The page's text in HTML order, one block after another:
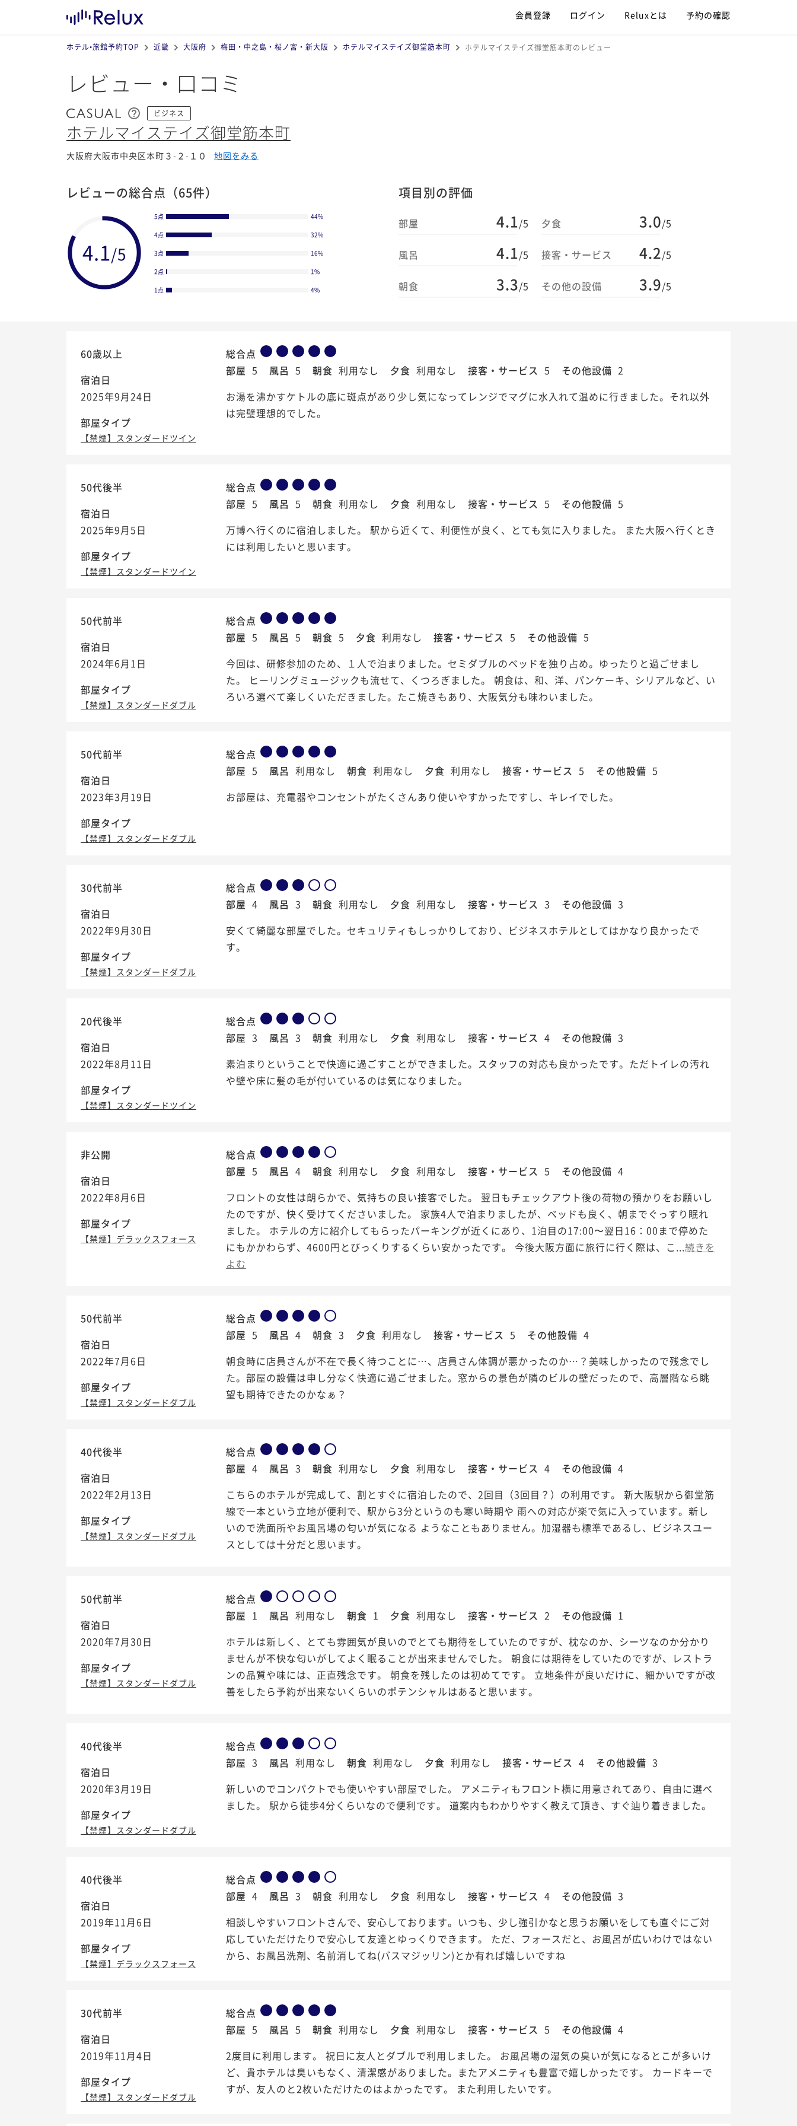
会員登録 ログイン Reluxとは 予約の確認
ホテル•旅館予約TOP 近畿 大阪府 梅田・中之島・桜ノ宮・新大阪 ホテルマイステイズ御堂筋本町 ホテルマイステイズ御堂筋本町のレビュー
レビュー・口コミ
ビジネス
ホテルマイステイズ御堂筋本町
大阪府大阪市中央区本町３-２-１０ 地図をみる
レビューの総合点 （65件）
/5
5点 44%
4点 32%
3点 16%
2点 1%
1点 4%
項目別の評価
部屋 4.1/5
風呂 4.1/5
朝食 3.3/5
夕食 3.0/5
接客・サービス 4.2/5
その他の設備 3.9/5
60歳以上
宿泊日
2025年9月24日
部屋タイプ
【禁煙】スタンダードツイン
総合点
部屋 5 風呂 5 朝食 利用なし 夕食 利用なし 接客・サービス 5 その他設備 2
お湯を沸かすケトルの底に斑点があり少し気になってレンジでマグに水入れて温めに行きました。それ以外
は完璧理想的でした。
50代後半
宿泊日
2025年9月5日
部屋タイプ
【禁煙】スタンダードツイン
総合点
部屋 5 風呂 5 朝食 利用なし 夕食 利用なし 接客・サービス 5 その他設備 5
万博へ行くのに宿泊しました。 駅から近くて、利便性が良く、とても気に入りました。 また大阪へ行くとき
には利用したいと思います。
50代前半
宿泊日
2024年6月1日
部屋タイプ
【禁煙】スタンダードダブル
総合点
部屋 5 風呂 5 朝食 5 夕食 利用なし 接客・サービス 5 その他設備 5
今回は、研修参加のため、１人で泊まりました。セミダブルのベッドを独り占め。ゆったりと過ごせまし
た。 ヒーリングミュージックも流せて、くつろぎました。 朝食は、和、洋、パンケーキ、シリアルなど、い
ろいろ選べて楽しくいただきました。たこ焼きもあり、大阪気分も味わいました。
50代前半
宿泊日
2023年3月19日
部屋タイプ
【禁煙】スタンダードダブル
総合点
部屋 5 風呂 利用なし 朝食 利用なし 夕食 利用なし 接客・サービス 5 その他設備 5
お部屋は、充電器やコンセントがたくさんあり使いやすかったですし、キレイでした。
30代前半
宿泊日
2022年9月30日
部屋タイプ
【禁煙】スタンダードダブル
総合点
部屋 4 風呂 3 朝食 利用なし 夕食 利用なし 接客・サービス 3 その他設備 3
安くて綺麗な部屋でした。セキュリティもしっかりしており、ビジネスホテルとしてはかなり良かったで
す。
20代後半
宿泊日
2022年8月11日
部屋タイプ
【禁煙】スタンダードツイン
総合点
部屋 3 風呂 3 朝食 利用なし 夕食 利用なし 接客・サービス 4 その他設備 3
素泊まりということで快適に過ごすことができました。スタッフの対応も良かったです。ただトイレの汚れ
や壁や床に髪の毛が付いているのは気になりました。
非公開
宿泊日
2022年8月6日
部屋タイプ
【禁煙】デラックスフォース
総合点
部屋 5 風呂 4 朝食 利用なし 夕食 利用なし 接客・サービス 5 その他設備 4
フロントの女性は朗らかで、気持ちの良い接客でした。 翌日もチェックアウト後の荷物の預かりをお願いし
たのですが、快く受けてくださいました。 家族4人で泊まりましたが、ベッドも良く、朝までぐっすり眠れ
ました。 ホテルの方に紹介してもらったパーキングが近くにあり、1泊目の17:00〜翌日16：00まで停めた
にもかかわらず、4600円とびっくりするくらい安かったです。 今後大阪方面に旅行に行く際は、こ...続きを
よむ
50代前半
宿泊日
2022年7月6日
部屋タイプ
【禁煙】スタンダードダブル
総合点
部屋 5 風呂 4 朝食 3 夕食 利用なし 接客・サービス 5 その他設備 4
朝食時に店員さんが不在で長く待つことに…、店員さん体調が悪かったのか…？美味しかったので残念でし
た。部屋の設備は申し分なく快適に過ごせました。窓からの景色が隣のビルの壁だったので、高層階なら眺
望も期待できたのかなぁ？
40代後半
宿泊日
2022年2月13日
部屋タイプ
【禁煙】スタンダードダブル
総合点
部屋 4 風呂 3 朝食 利用なし 夕食 利用なし 接客・サービス 4 その他設備 4
こちらのホテルが完成して、割とすぐに宿泊したので、2回目（3回目？）の利用です。 新大阪駅から御堂筋
線で一本という立地が便利で、駅から3分というのも寒い時期や 雨への対応が楽で気に入っています。新し
いので洗面所やお風呂場の匂いが気になる ようなこともありません。加湿器も標準であるし、ビジネスユー
スとしては十分だと思います。
50代前半
宿泊日
2020年7月30日
部屋タイプ
【禁煙】スタンダードダブル
総合点
部屋 1 風呂 利用なし 朝食 1 夕食 利用なし 接客・サービス 2 その他設備 1
ホテルは新しく、とても雰囲気が良いのでとても期待をしていたのですが、枕なのか、シーツなのか分かり
ませんが不快な匂いがしてよく眠ることが出来ませんでした。 朝食には期待をしていたのですが、レストラ
ンの品質や味には、正直残念です。 朝食を残したのは初めてです。 立地条件が良いだけに、細かいですが改
善をしたら予約が出来ないくらいのポテンシャルはあると思います。
40代後半
宿泊日
2020年3月19日
部屋タイプ
【禁煙】スタンダードダブル
総合点
部屋 3 風呂 利用なし 朝食 利用なし 夕食 利用なし 接客・サービス 4 その他設備 3
新しいのでコンパクトでも使いやすい部屋でした。 アメニティもフロント横に用意されてあり、自由に選べ
ました。 駅から徒歩4分くらいなので便利です。 道案内もわかりやすく教えて頂き、すぐ辿り着きました。
40代後半
宿泊日
2019年11月6日
部屋タイプ
【禁煙】デラックスフォース
総合点
部屋 4 風呂 3 朝食 利用なし 夕食 利用なし 接客・サービス 4 その他設備 3
相談しやすいフロントさんで、安心しております。いつも、少し強引かなと思うお願いをしても直ぐにご対
応していただけたりで安心して友達とゆっくりできます。 ただ、フォースだと、お風呂が広いわけではない
から、お風呂洗剤、名前消してね(バスマジッリン)とか有れば嬉しいですね
30代前半
宿泊日
2019年11月4日
部屋タイプ
【禁煙】スタンダードダブル
総合点
部屋 5 風呂 5 朝食 利用なし 夕食 利用なし 接客・サービス 5 その他設備 4
2度目に利用します。 祝日に友人とダブルで利用しました。 お風呂場の湿気の臭いが気になるとこが多いけ
ど、貴ホテルは臭いもなく、清潔感がありました。またアメニティも豊富で嬉しかったです。 カードキーで
すが、友人のと2枚いただけたのはよかったです。 また利用したいです。